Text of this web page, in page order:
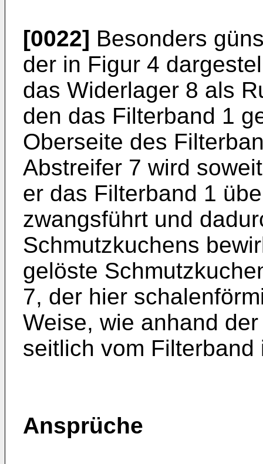
[0022] Besonders
der in Figur 4
das Widerlager 8 als
den das Filterband 1
Oberseite des
Abstreifer 7 wird
er das Filterband 1
zwangsführt und
Schmutzkuchens
gelöste
7, der hier
Weise, wie anhand
seitlich vom
Ansprüche